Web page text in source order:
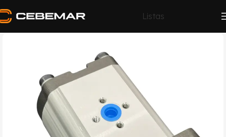
Listas